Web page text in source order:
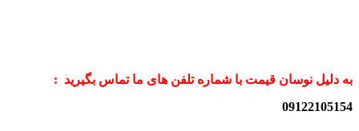
به دلیل نوسان قیمت با شماره تلفن های ما تماس بگیرید :
09122105154